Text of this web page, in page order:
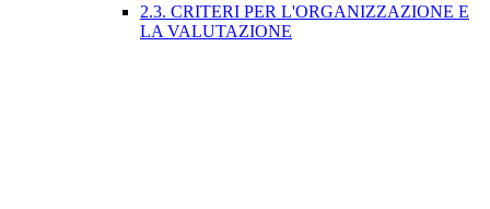
2.3. CRITERI PER L'ORGANIZZAZIONE E
LA VALUTAZIONE